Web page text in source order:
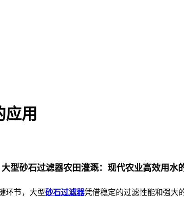
用
大型砂石过滤器农田灌溉：现代农业高效用水
环节，大型砂石过滤器凭借稳定的过滤性能和强大